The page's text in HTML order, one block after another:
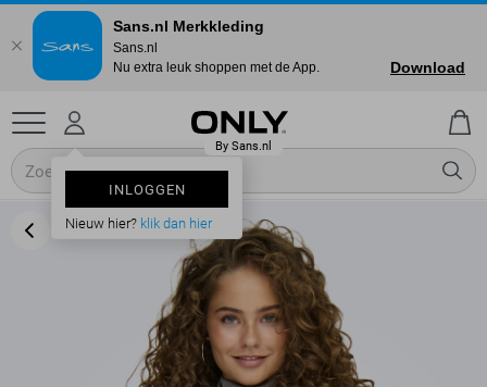
INLOGGEN
Nieuw hier? klik dan hier
Sans.nl Merkkleding
Sans.nl
Nu extra leuk shoppen met de App.
Download